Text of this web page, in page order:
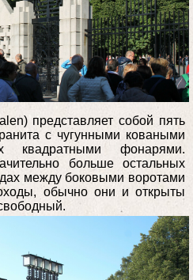
представляет собой пять
с чугунными коваными
квадратными фонарями.
больше остальных
между боковыми воротами
обычно они и открыты